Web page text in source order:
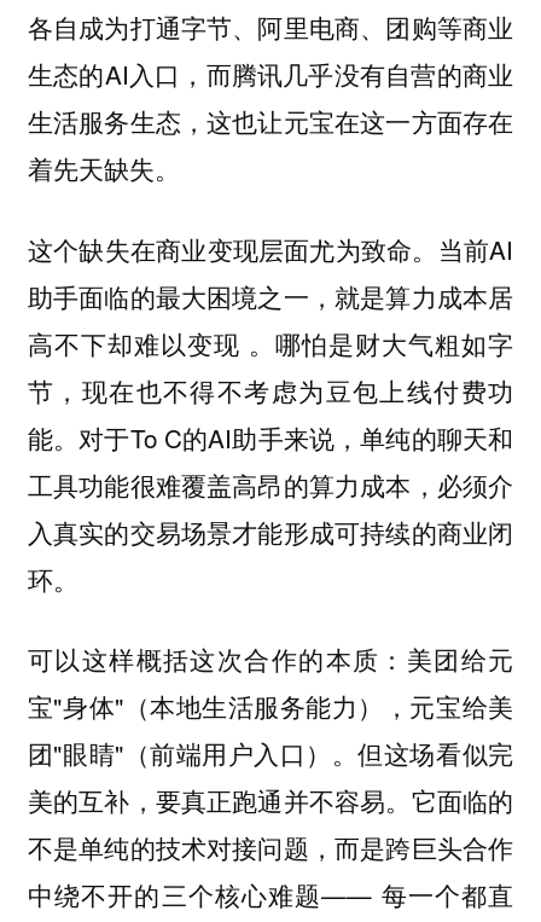
各自成为打通字节、阿里电商、团购等商业
生态的AI入口，而腾讯几乎没有自营的商业
生活服务生态，这也让元宝在这一方面存在
着先天缺失。
这个缺失在商业变现层面尤为致命。当前AI
助手面临的最大困境之一，就是算力成本居
高不下却难以变现 。哪怕是财大气粗如字
节，现在也不得不考虑为豆包上线付费功
能。对于To C的AI助手来说，单纯的聊天和
工具功能很难覆盖高昂的算力成本，必须介
入真实的交易场景才能形成可持续的商业闭
环。
可以这样概括这次合作的本质：美团给元
宝"身体"（本地生活服务能力），元宝给美
团"眼睛"（前端用户入口）。但这场看似完
美的互补，要真正跑通并不容易。它面临的
不是单纯的技术对接问题，而是跨巨头合作
中绕不开的三个核心难题—— 每一个都直